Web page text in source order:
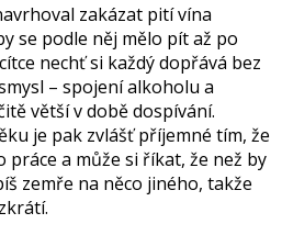
zakázat pití vína
se podle něj mělo pít až po
nechť si každý dopřává bez
– spojení alkoholu a
větší v době dospívání.
je pak zvlášť příjemné tím, že
práce a může si říkat, že než by
zemře na něco jiného, takže